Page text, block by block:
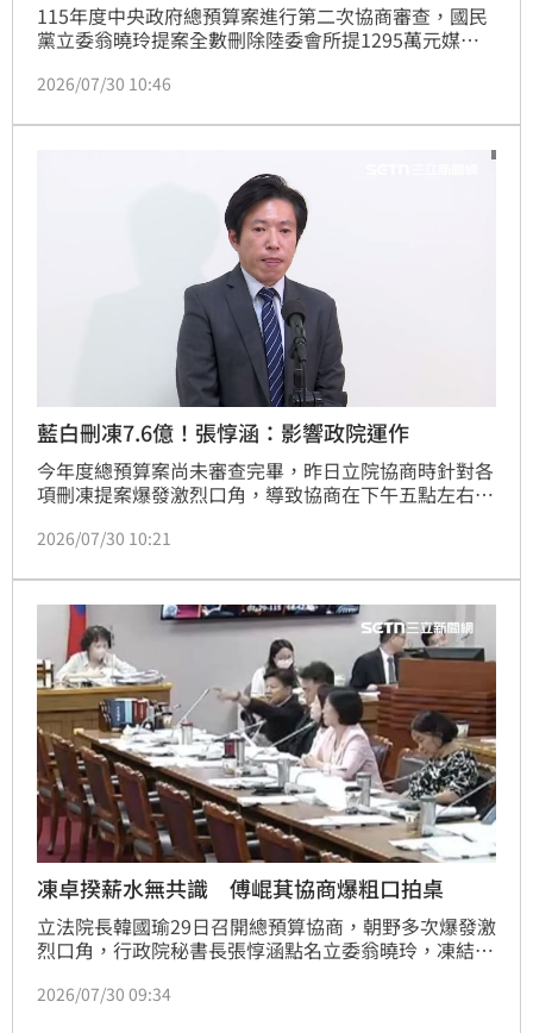
115年度中央政府總預算案進行第二次協商審查，國民
黨立委翁曉玲提案全數刪除陸委會所提1295萬元媒宣
隨便你」。翁曉玲今（30日）表示，立委職責就是嚴審
會的媒宣費是做得很好」，並批評「梁文傑基本上只有
一張嘴，沒有任何實際作為的政務官，當然要用嚴格審
2026/07/30 10:46
藍白刪凍7.6億！張惇涵：影響政院運作
今年度總預算案尚未審查完畢，昨日立院協商時針對各
項刪凍提案爆發激烈口角，導致協商在下午五點左右草
政院秘書長張惇涵今（30）日表示，個人並不重要，總
會自有公評，他也指出，朝野對行政院刪凍預算加總為
7.6億，確實會或多或少影響行政院基本運作。
2026/07/30 10:21
凍卓揆薪水無共識 傅崐萁協商爆粗口拍桌
立法院長韓國瑜29日召開總預算協商，朝野多次爆發激
烈口角，行政院秘書長張惇涵點名立委翁曉玲，凍結行
當場爆粗口，讓現場綠委怒罵回擊，甚至拍桌抗議，沒
2026/07/30 09:34